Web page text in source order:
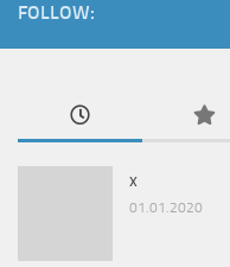
FOLLOW:
x
01.01.2020